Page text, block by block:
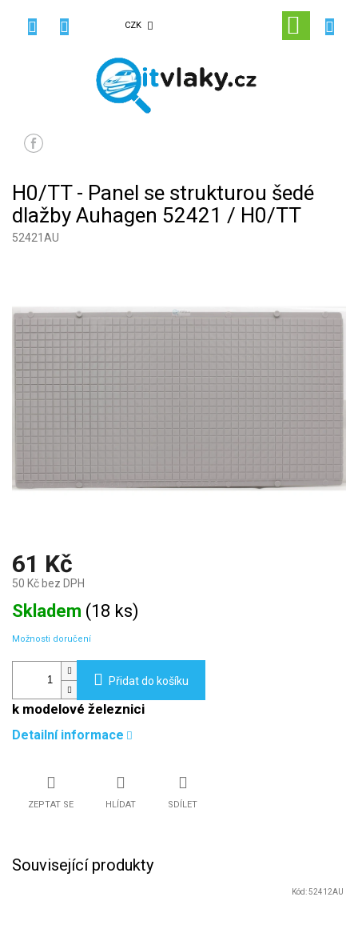
CZK
KOŠÍK
H0/TT - Panel se strukturou šedé
dlažby Auhagen 52421 / H0/TT
52421AU
61 Kč
50 Kč bez DPH
Měrná
cena:
Skladem (18 ks)
Možnosti doručení
Přidat do košíku
k modelové železnici
Detailní informace
ZEPTAT SE HLÍDAT SDÍLET
Související produkty
Kód:52412AU